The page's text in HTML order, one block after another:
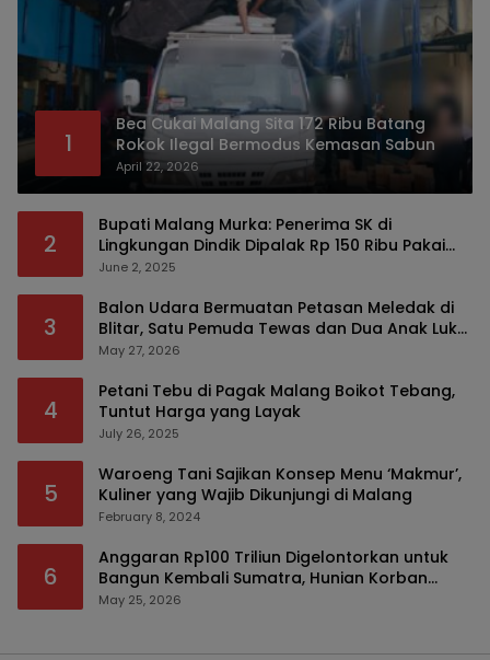
1
Bea Cukai Malang Sita 172 Ribu Batang
Rokok Ilegal Bermodus Kemasan Sabun
April 22, 2026
2
Bupati Malang Murka: Penerima SK di
Lingkungan Dindik Dipalak Rp 150 Ribu Pakai
Modus Tumpengan, KPK Turut Pantau
June 2, 2025
3
Balon Udara Bermuatan Petasan Meledak di
Blitar, Satu Pemuda Tewas dan Dua Anak Luka
Serius
May 27, 2026
4
Petani Tebu di Pagak Malang Boikot Tebang,
Tuntut Harga yang Layak
July 26, 2025
5
Waroeng Tani Sajikan Konsep Menu ‘Makmur’,
Kuliner yang Wajib Dikunjungi di Malang
February 8, 2024
6
Anggaran Rp100 Triliun Digelontorkan untuk
Bangun Kembali Sumatra, Hunian Korban
Bencana Bakal Difokuskan
May 25, 2026